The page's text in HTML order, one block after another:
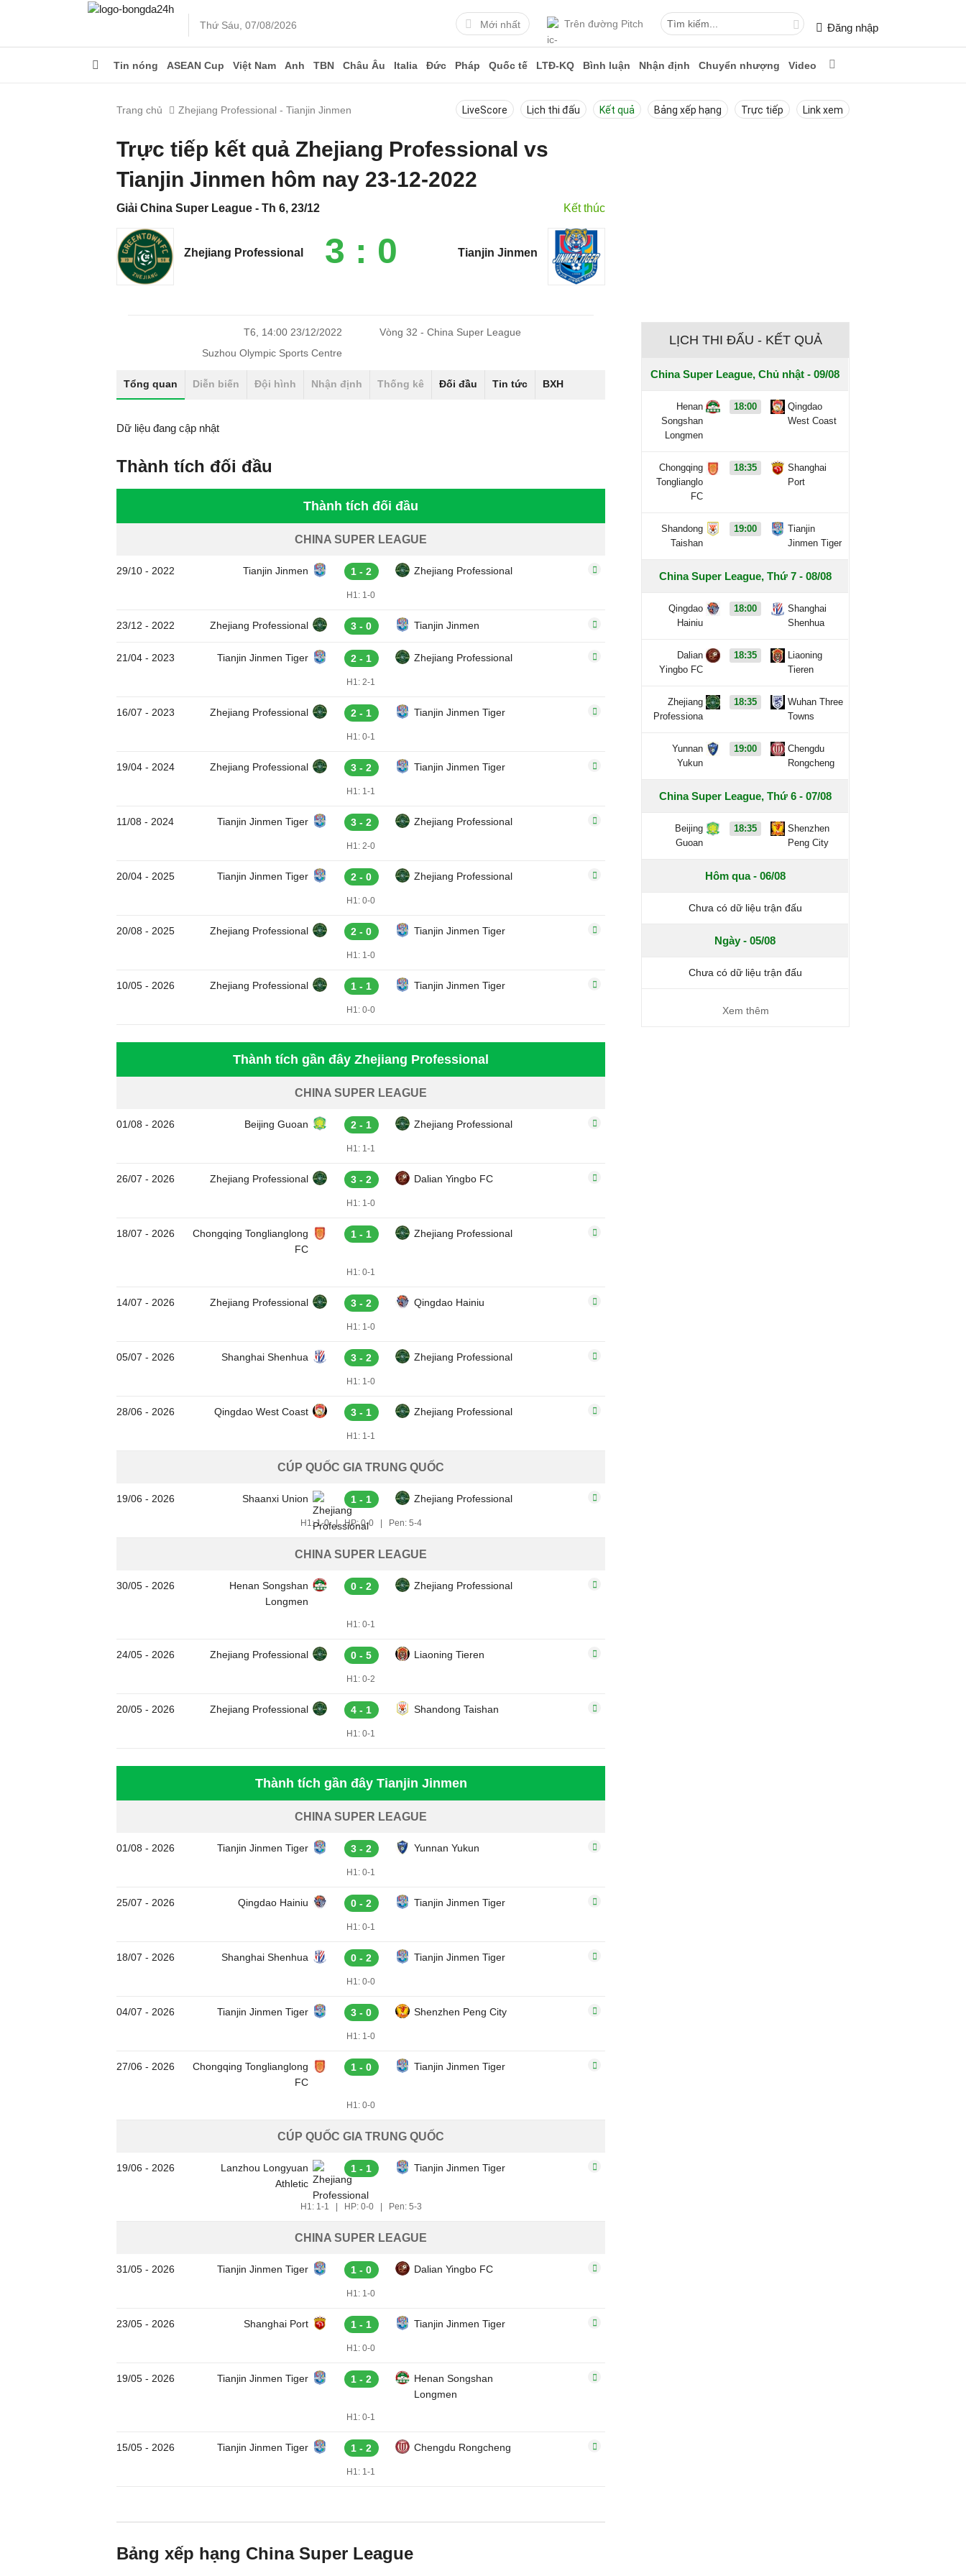
Thứ Sáu, 07/08/2026 Mới nhất Trên đường Pitch Đăng nhập
Tin nóng ASEAN Cup Việt Nam Anh TBN Châu Âu Italia Đức Pháp Quốc tế LTĐ-KQ Bình luận Nhận định Chuyển nhượng Video
Trang chủ Zhejiang Professional - Tianjin Jinmen LiveScore Lịch thi đấu Kết quả Bảng xếp hạng Trực tiếp Link xem
Trực tiếp kết quả Zhejiang Professional vs
Tianjin Jinmen hôm nay 23-12-2022
Giải China Super League - Th 6, 23/12 Kết thúc
Zhejiang Professional 3 : 0 Tianjin Jinmen
T6, 14:00 23/12/2022
Vòng 32 - China Super League
Suzhou Olympic Sports Centre
Tổng quan Diễn biến Đội hình Nhận định Thống kê Đối đầu Tin tức BXH
Dữ liệu đang cập nhật
Thành tích đối đầu
Thành tích đối đầu
CHINA SUPER LEAGUE
29/10 - 2022 Tianjin Jinmen 1 - 2 Zhejiang Professional
H1: 1-0
23/12 - 2022 Zhejiang Professional 3 - 0 Tianjin Jinmen
21/04 - 2023 Tianjin Jinmen Tiger 2 - 1 Zhejiang Professional
H1: 2-1
16/07 - 2023 Zhejiang Professional 2 - 1 Tianjin Jinmen Tiger
H1: 0-1
19/04 - 2024 Zhejiang Professional 3 - 2 Tianjin Jinmen Tiger
H1: 1-1
11/08 - 2024 Tianjin Jinmen Tiger 3 - 2 Zhejiang Professional
H1: 2-0
20/04 - 2025 Tianjin Jinmen Tiger 2 - 0 Zhejiang Professional
H1: 0-0
20/08 - 2025 Zhejiang Professional 2 - 0 Tianjin Jinmen Tiger
H1: 1-0
10/05 - 2026 Zhejiang Professional 1 - 1 Tianjin Jinmen Tiger
H1: 0-0
Thành tích gần đây Zhejiang Professional
CHINA SUPER LEAGUE
01/08 - 2026 Beijing Guoan 2 - 1 Zhejiang Professional
H1: 1-1
26/07 - 2026 Zhejiang Professional 3 - 2 Dalian Yingbo FC
H1: 1-0
18/07 - 2026
Chongqing Tonglianglong
FC
1 - 1 Zhejiang Professional
H1: 0-1
14/07 - 2026 Zhejiang Professional 3 - 2 Qingdao Hainiu
H1: 1-0
05/07 - 2026 Shanghai Shenhua 3 - 2 Zhejiang Professional
H1: 1-0
28/06 - 2026 Qingdao West Coast 3 - 1 Zhejiang Professional
H1: 1-1
CÚP QUỐC GIA TRUNG QUỐC
19/06 - 2026 Shaanxi Union 1 - 1 Zhejiang Professional
H1: 1-0 | HP: 0-0 Pen: 5-4
CHINA SUPER LEAGUE
30/05 - 2026
Henan Songshan
Longmen
0 - 2 Zhejiang Professional
H1: 0-1
24/05 - 2026 Zhejiang Professional 0 - 5 Liaoning Tieren
H1: 0-2
20/05 - 2026 Zhejiang Professional 4 - 1 Shandong Taishan
H1: 0-1
Thành tích gần đây Tianjin Jinmen
CHINA SUPER LEAGUE
01/08 - 2026 Tianjin Jinmen Tiger 3 - 2 Yunnan Yukun
H1: 0-1
25/07 - 2026 Qingdao Hainiu 0 - 2 Tianjin Jinmen Tiger
H1: 0-1
18/07 - 2026 Shanghai Shenhua 0 - 2 Tianjin Jinmen Tiger
H1: 0-0
04/07 - 2026 Tianjin Jinmen Tiger 3 - 0 Shenzhen Peng City
H1: 1-0
27/06 - 2026
Chongqing Tonglianglong
FC
1 - 0 Tianjin Jinmen Tiger
H1: 0-0
CÚP QUỐC GIA TRUNG QUỐC
19/06 - 2026
Lanzhou Longyuan
Athletic
1 - 1 Tianjin Jinmen Tiger
H1: 1-1 HP: 0-0 Pen: 5-3
CHINA SUPER LEAGUE
31/05 - 2026 Tianjin Jinmen Tiger 1 - 0 Dalian Yingbo FC
H1: 1-0
23/05 - 2026 Shanghai Port 1 - 1 Tianjin Jinmen Tiger
H1: 0-0
19/05 - 2026 Tianjin Jinmen Tiger 1 - 2
Henan Songshan
Longmen
H1: 0-1
15/05 - 2026 Tianjin Jinmen Tiger 1 - 2 Chengdu Rongcheng
H1: 1-1
Bảng xếp hạng China Super League
LỊCH THI ĐẤU - KẾT QUẢ
China Super League, Chủ nhật - 09/08
Henan
Songshan
Longmen
18:00
Qingdao
West Coast
Chongqing
Tonglianglo
FC
18:35
Shanghai
Port
Shandong
Taishan
19:00
Tianjin
Jinmen Tiger
China Super League, Thứ 7 - 08/08
Qingdao
Hainiu
18:00
Shanghai
Shenhua
Dalian
Yingbo FC
18:35
Liaoning
Tieren
Zhejiang
Professiona
18:35
Wuhan Three
Towns
Yunnan
Yukun
19:00
Chengdu
Rongcheng
China Super League, Thứ 6 - 07/08
Beijing
Guoan
18:35
Shenzhen
Peng City
Hôm qua - 06/08
Chưa có dữ liệu trận đấu
Ngày - 05/08
Chưa có dữ liệu trận đấu
Xem thêm